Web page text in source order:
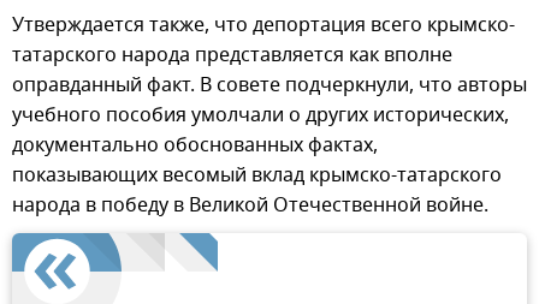
Утверждается также, что депортация всего крымско-
татарского народа представляется как вполне
оправданный факт. В совете подчеркнули, что авторы
учебного пособия умолчали о других исторических,
документально обоснованных фактах,
показывающих весомый вклад крымско-татарского
народа в победу в Великой Отечественной войне.